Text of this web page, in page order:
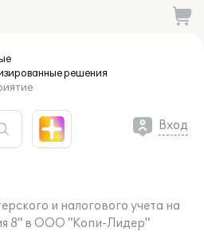
решения
Вход
и налогового учета на
8" в ООО "Копи-Лидер"